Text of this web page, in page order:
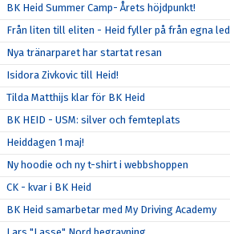
BK Heid Summer Camp- Årets höjdpunkt!
Från liten till eliten - Heid fyller på från egna led
Nya tränarparet har startat resan
Isidora Zivkovic till Heid!
Tilda Matthijs klar för BK Heid
BK HEID - USM: silver och femteplats
Heiddagen 1 maj!
Ny hoodie och ny t-shirt i webbshoppen
CK - kvar i BK Heid
BK Heid samarbetar med My Driving Academy